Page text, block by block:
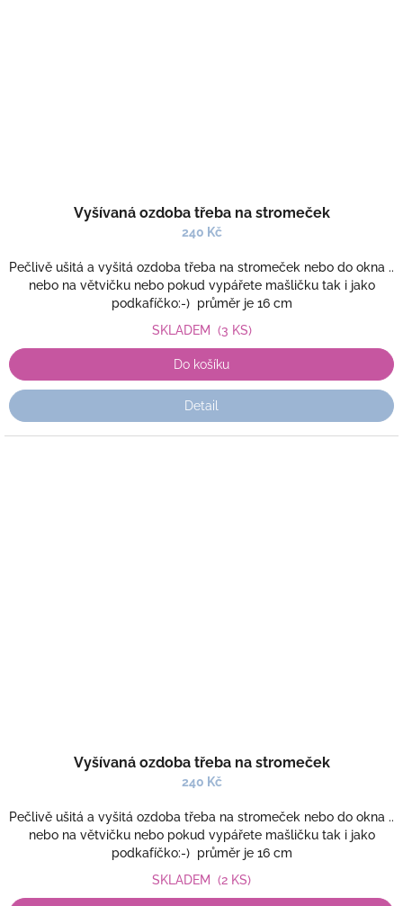
Vyšívaná ozdoba třeba na stromeček
240 Kč
Pečlivě ušitá a vyšitá ozdoba třeba na stromeček nebo do okna ..
nebo na větvičku nebo pokud vypářete mašličku tak i jako
podkafíčko:-) průměr je 16 cm
SKLADEM (3 KS)
Do košíku
Detail
Vyšívaná ozdoba třeba na stromeček
240 Kč
Pečlivě ušitá a vyšitá ozdoba třeba na stromeček nebo do okna ..
nebo na větvičku nebo pokud vypářete mašličku tak i jako
podkafíčko:-) průměr je 16 cm
SKLADEM (2 KS)